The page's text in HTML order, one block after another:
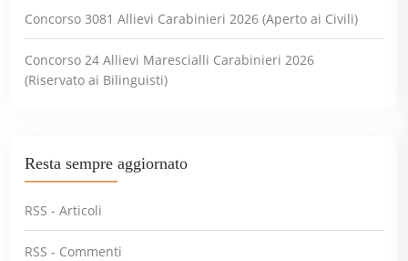
Concorso 3081 Allievi Carabinieri 2026 (Aperto ai Civili)
Concorso 24 Allievi Marescialli Carabinieri 2026
(Riservato ai Bilinguisti)
Resta sempre aggiornato
RSS - Articoli
RSS - Commenti